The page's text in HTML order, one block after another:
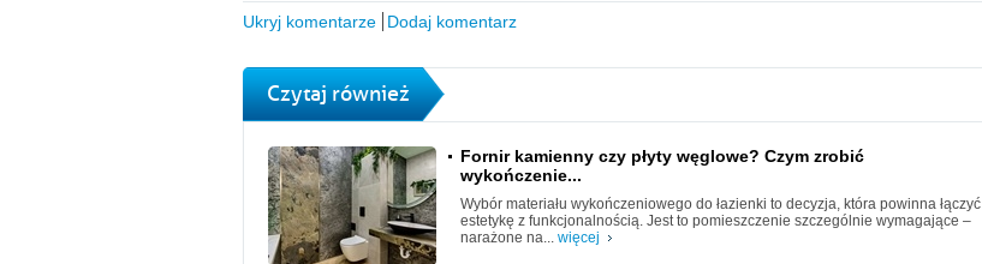
Ukryj komentarze Dodaj komentarz
Czytaj również
Fornir kamienny czy płyty węglowe? Czym zrobić
wykończenie...
Wybór materiału wykończeniowego do łazienki to decyzja, która powinna łączyć
estetykę z funkcjonalnością. Jest to pomieszczenie szczególnie wymagające –
narażone na... więcej